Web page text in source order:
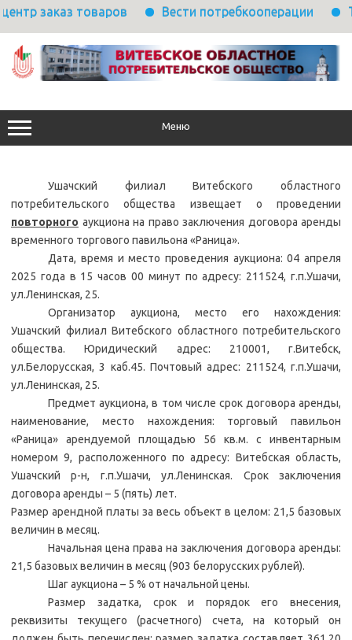
товаров Вести потребкооперации
содержимому
Меню
Ушачский филиал Витебского областного
потребительского общества извещает о проведении
повторного аукциона на право заключения договора аренды
временного торгового павильона «Раница».
Дата, время и место проведения аукциона: 04 апреля
2025 года в 15 часов 00 минут по адресу: 211524, г.п.Ушачи,
ул.Ленинская, 25.
Организатор аукциона, место его нахождения:
Ушачский филиал Витебского областного потребительского
общества. Юридический адрес: 210001, г.Витебск,
ул.Белорусская, 3 каб.45. Почтовый адрес: 211524, г.п.Ушачи,
ул.Ленинская, 25.
Предмет аукциона, в том числе срок договора аренды,
наименование, место нахождения: торговый павильон
«Раница» арендуемой площадью 56 кв.м. с инвентарным
номером 9, расположенного по адресу: Витебская область,
Ушачский р-н, г.п.Ушачи, ул.Ленинская. Срок заключения
договора аренды – 5 (пять) лет.
Размер арендной платы за весь объект в целом: 21,5 базовых
величин в месяц.
Начальная цена права на заключения договора аренды:
21,5 базовых величин в месяц (903 белорусских рублей).
Шаг аукциона – 5 % от начальной цены.
Размер задатка, срок и порядок его внесения,
реквизиты текущего (расчетного) счета, на который он